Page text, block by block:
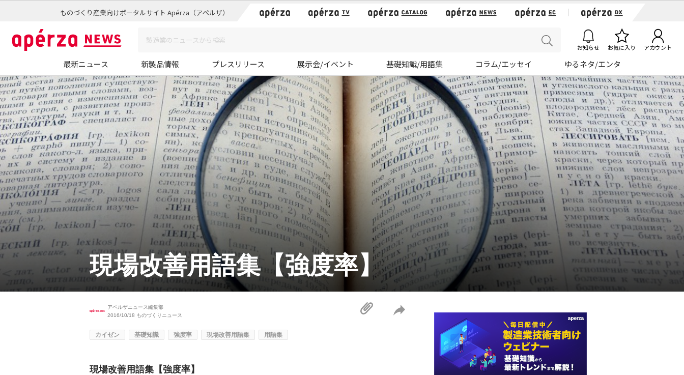
ものづくり産業向けポータルサイト Apérza（アペルザ）
お知らせ お気に入り アカウント
最新ニュース 新製品情報 プレスリリース 展示会/イベント 基礎知識/用語集 コラム/エッセイ ゆるネタ/エンタ
現場改善用語集【強度率】
アペルザニュース編集部
2016/10/18 ものづくりニュース
カイゼン 基礎知識 強度率 現場改善用語集 用語集
現場改善用語集【強度率】